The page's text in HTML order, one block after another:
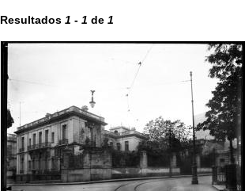
Resultados 1 - 1 de 1